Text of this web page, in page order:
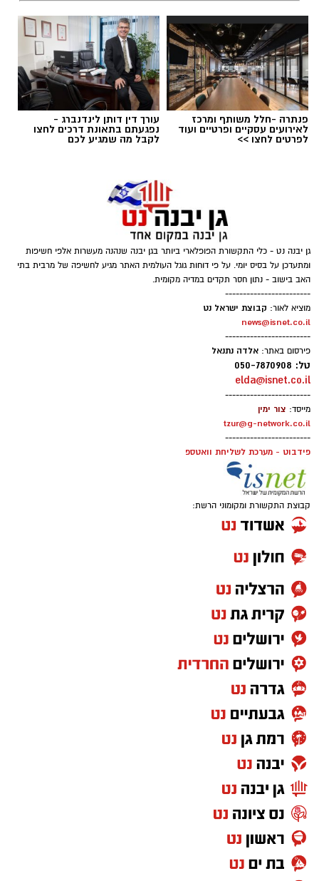
תגים:טד
‏כדי לעקוב אחרי הערוץ גן יבנה נט ב-WhatsApp
לחצו כאן
יש לכם מידע חשוב שטרם נחשף? צילומים מאירוע
חדשותי? מצאתם טעות בכתבה? נשמח שתשתפו
אותנו
פנתרה -חלל משותף ומרכז
לאירועים עסקיים ופרטיים ועוד
לפרטים לחצו >>
עורך דין דותן לינדנברג -
נפגעתם בתאונת דרכים לחצו
לקבל מה שמגיע לכם
גן יבנה נט - כלי התקשורת הפופלארי ביותר בגן יבנה שנהנה מעשרות אלפי חשיפות
ומתעדכן על בסיס יומי. על פי דוחות גוגל העולמית האתר מגיע לחשיפה של מרבית בתי
האב בישוב - נתון חסר תקדים במדיה מקומית.
------------------------
מוציא לאור: קבוצת ישראל נט
news@isnet.co.il
------------------------
פירסום באתר: אלדה נתנאל
טל: 050-7870908
elda@isnet.co.il
------------------------
מייסד: צור ימין
tzur@g-network.co.il
------------------------
פידבוט - מערכת לשליחת וואטספ
קבוצת התקשורת ומקומוני הרשת: